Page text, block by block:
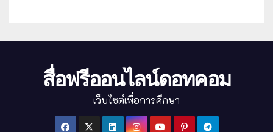
สื่อฟรีออนไลน์ดอทคอม
เว็บไซต์เพื่อการศึกษา